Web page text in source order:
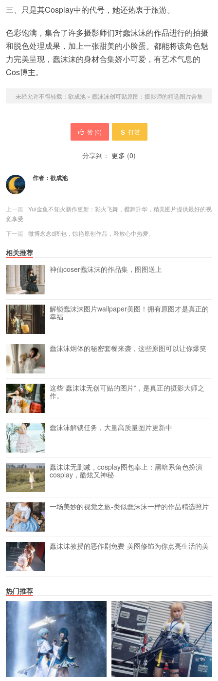
三、只是其Cosplay中的代号，她还热衷于旅游。
色彩饱满，集合了许多摄影师们对蠢沫沫的作品进行的拍摄
和脱色处理成果，加上一张甜美的小脸蛋。都能将该角色魅
力完美呈现，蠢沫沫的身材合集娇小可爱，有艺术气息的
Cos博主。
未经允许不得转载： 欲成池» 蠢沫沫创可贴原图：摄影师的精选图片合集
赞 (0) 打赏
分享到： 更多 (0)
作者： 欲成池
上一篇
Yui金鱼不知火新作更新：彩火飞舞，樱舞升华，精美图片提供最好的视
觉享受
下一篇
微博念念d图包，惊艳原创作品，释放心中热爱。
相关推荐
神仙coser蠢沫沫的作品集，图图送上
解锁蠢沫沫图片wallpaper美图！拥有原图才是真正的
幸福
蠢沫沫炯体的秘密套餐来袭，这些原图可以让你爆笑
这些“蠢沫沫无创可贴的图片”，是真正的摄影大师之
作。
蠢沫沫解锁任务，大量高质量图片更新中
蠢沫沫无删减，cosplay图包奉上：黑暗系角色扮演
cosplay，酷炫又神秘
一场美妙的视觉之旅-类似蠢沫沫一样的作品精选照片
蠢沫沫教授的恶作剧免费-美图修饰为你点亮生活的美
热门推荐